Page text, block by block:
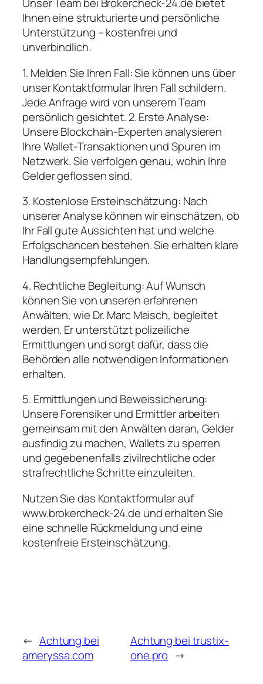
Unser Team bei Brokercheck-24.de bietet
Ihnen eine strukturierte und persönliche
Unterstützung – kostenfrei und
unverbindlich.
1. Melden Sie Ihren Fall: Sie können uns über
unser Kontaktformular Ihren Fall schildern.
Jede Anfrage wird von unserem Team
persönlich gesichtet. 2. Erste Analyse:
Unsere Blockchain-Experten analysieren
Ihre Wallet-Transaktionen und Spuren im
Netzwerk. Sie verfolgen genau, wohin Ihre
Gelder geflossen sind.
3. Kostenlose Ersteinschätzung: Nach
unserer Analyse können wir einschätzen, ob
Ihr Fall gute Aussichten hat und welche
Erfolgschancen bestehen. Sie erhalten klare
Handlungsempfehlungen.
4. Rechtliche Begleitung: Auf Wunsch
können Sie von unseren erfahrenen
Anwälten, wie Dr. Marc Maisch, begleitet
werden. Er unterstützt polizeiliche
Ermittlungen und sorgt dafür, dass die
Behörden alle notwendigen Informationen
erhalten.
5. Ermittlungen und Beweissicherung:
Unsere Forensiker und Ermittler arbeiten
gemeinsam mit den Anwälten daran, Gelder
ausfindig zu machen, Wallets zu sperren
und gegebenenfalls zivilrechtliche oder
strafrechtliche Schritte einzuleiten.
Nutzen Sie das Kontaktformular auf
www.brokercheck-24.de und erhalten Sie
eine schnelle Rückmeldung und eine
kostenfreie Ersteinschätzung.
← Achtung bei
ameryssa.com
Achtung bei trustix-
one.pro →